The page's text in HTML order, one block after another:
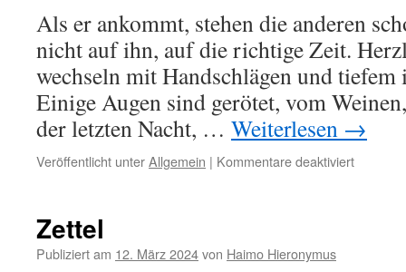
Als er ankommt, stehen die anderen
nicht auf ihn, auf die richtige Zeit.
wechseln mit Handschlägen und
Einige Augen sind gerötet, vom
der letzten Nacht, … Weiterlesen →
Veröffentlicht unterAllgemein | Kommentare deaktiviertfür
Zettel
Publiziert am 12. März 2024von Haimo Hieronymus